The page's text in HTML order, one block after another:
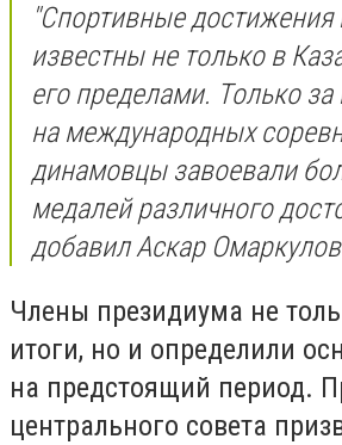
"Спортивные достижения
известны не только в
его пределами. Только
на международных
динамовцы завоевали
медалей различного
добавил Аскар
Члены президиума не
итоги, но и определили
на предстоящий период.
центрального совета